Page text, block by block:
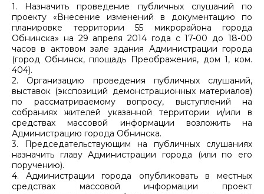
1. Назначить проведение публичных слушаний по
проекту «Внесение изменений в документацию по
планировке территории 55 микрорайона города
Обнинска» на 29 апреля 2014 года с 17-00 до 18-00
часов в актовом зале здания Администрации города
(город Обнинск, площадь Преображения, дом 1, ком.
404).
2. Организацию проведения публичных слушаний,
выставок (экспозиций демонстрационных материалов)
по рассматриваемому вопросу, выступлений на
собраниях жителей указанной территории и/или в
средствах массовой информации возложить на
Администрацию города Обнинска.
3. Председательствующим на публичных слушаниях
назначить главу Администрации города (или по его
поручению).
4. Администрации города опубликовать в местных
средствах массовой информации проект